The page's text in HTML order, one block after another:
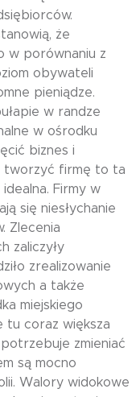
że
w porównaniu z
obywateli
pieniądze.
w randze
w ośrodku
biznes i
tworzyć firmę to ta
Firmy w
się niesłychanie
Zlecenia
zaliczyły
zrealizowanie
a także
miejskiego
tu coraz większa
zmieniać
są mocno
Walory widokowe